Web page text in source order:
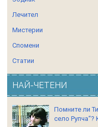
Лечител
Мистерии
Спомени
Статии
НАЙ-ЧЕТЕНИ
Помните ли
село Рупча“?